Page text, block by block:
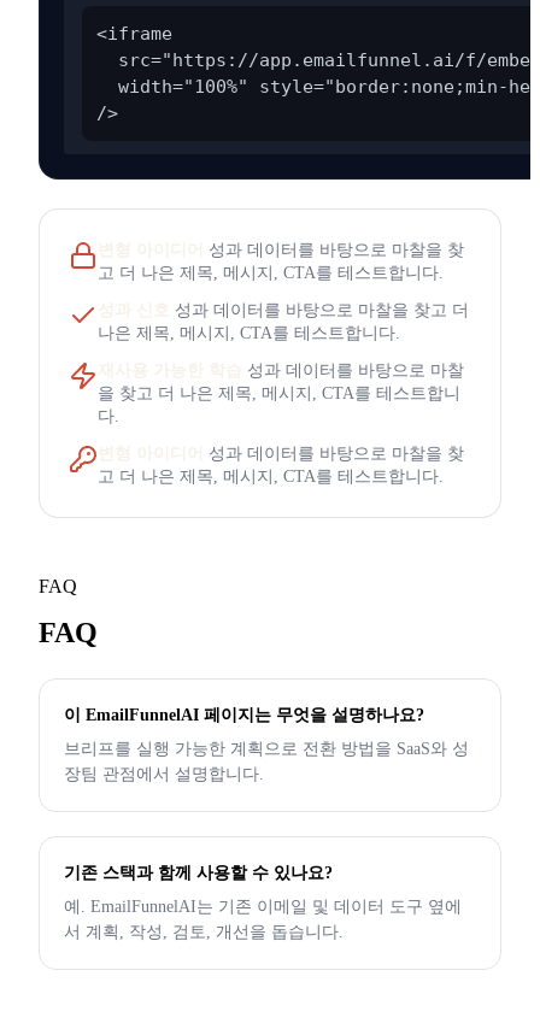
<iframe
src="https://app.emailfunnel.ai/f/
width="100%" style="border:none;min-
/>
성과 데이터를 바탕으로 마찰을 찾
고 더 나은 제목, 메시지, CTA를 테스트합니다.
성과 데이터를 바탕으로 마찰을 찾고 더
나은 제목, 메시지, CTA를 테스트합니다.
성과 데이터를 바탕으로 마찰
을 찾고 더 나은 제목, 메시지, CTA를 테스트합니
다.
성과 데이터를 바탕으로 마찰을 찾
고 더 나은 제목, 메시지, CTA를 테스트합니다.
FAQ
FAQ
이 EmailFunnelAI 페이지는 무엇을 설명하나요?
브리프를 실행 가능한 계획으로 전환 방법을 SaaS와 성
장팀 관점에서 설명합니다.
기존 스택과 함께 사용할 수 있나요?
예. EmailFunnelAI는 기존 이메일 및 데이터 도구 옆에
서 계획, 작성, 검토, 개선을 돕습니다.